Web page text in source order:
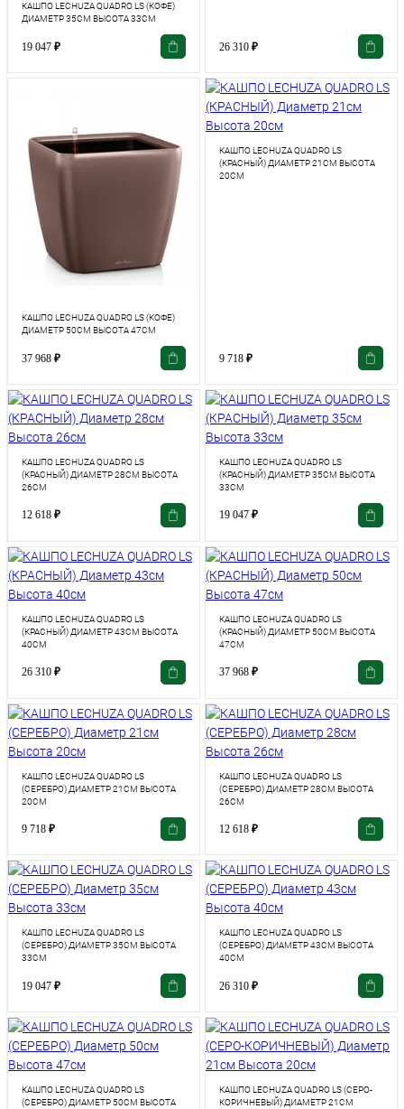
КАШПО LECHUZA QUADRO LS (КОФЕ)
ДИАМЕТР 35СМ ВЫСОТА 33СМ
19 047 ₽ 26 310 ₽
КАШПО LECHUZA QUADRO LS (КОФЕ)
ДИАМЕТР 50СМ ВЫСОТА 47СМ
37 968 ₽
КАШПО LECHUZA QUADRO LS
(КРАСНЫЙ) ДИАМЕТР 21СМ ВЫСОТА
20СМ
9 718 ₽
КАШПО LECHUZA QUADRO LS
(КРАСНЫЙ) ДИАМЕТР 28СМ ВЫСОТА
26СМ
12 618 ₽
КАШПО LECHUZA QUADRO LS
(КРАСНЫЙ) ДИАМЕТР 35СМ ВЫСОТА
33СМ
19 047 ₽
КАШПО LECHUZA QUADRO LS
(КРАСНЫЙ) ДИАМЕТР 43СМ ВЫСОТА
40СМ
26 310 ₽
КАШПО LECHUZA QUADRO LS
(КРАСНЫЙ) ДИАМЕТР 50СМ ВЫСОТА
47СМ
37 968 ₽
КАШПО LECHUZA QUADRO LS
(СЕРЕБРО) ДИАМЕТР 21СМ ВЫСОТА
20СМ
9 718 ₽
КАШПО LECHUZA QUADRO LS
(СЕРЕБРО) ДИАМЕТР 28СМ ВЫСОТА
26СМ
12 618 ₽
КАШПО LECHUZA QUADRO LS
(СЕРЕБРО) ДИАМЕТР 35СМ ВЫСОТА
33СМ
19 047 ₽
КАШПО LECHUZA QUADRO LS
(СЕРЕБРО) ДИАМЕТР 43СМ ВЫСОТА
40СМ
26 310 ₽
КАШПО LECHUZA QUADRO LS
(СЕРЕБРО) ДИАМЕТР 50СМ ВЫСОТА
КАШПО LECHUZA QUADRO LS (СЕРО-
КОРИЧНЕВЫЙ) ДИАМЕТР 21СМ